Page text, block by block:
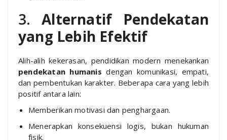
3.Alternatif Pendekatan
yang Lebih Efektif
Alih-alih kekerasan, pendidikan modern menekankan
pendekatan humanis dengan komunikasi, empati,
dan pembentukan karakter. Beberapa cara yang lebih
positif antara lain:
Memberikan motivasi dan penghargaan.
Menerapkan konsekuensi logis, bukan hukuman
fisik.